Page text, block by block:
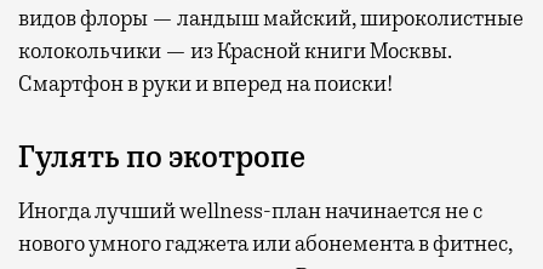
видов флоры — ландыш майский, широколистные
колокольчики — из Красной книги Москвы.
Смартфон в руки и вперед на поиски!
Гулять по экотропе
Иногда лучший wellness-план начинается не с
нового умного гаджета или абонемента в фитнес,